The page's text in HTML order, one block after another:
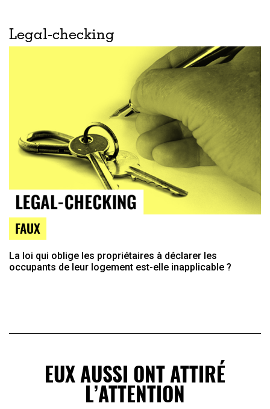
Legal-checking
FAUX
La loi qui oblige les propriétaires à déclarer les
occupants de leur logement est-elle inapplicable ?
EUX AUSSI ONT ATTIRÉ
L’ATTENTION